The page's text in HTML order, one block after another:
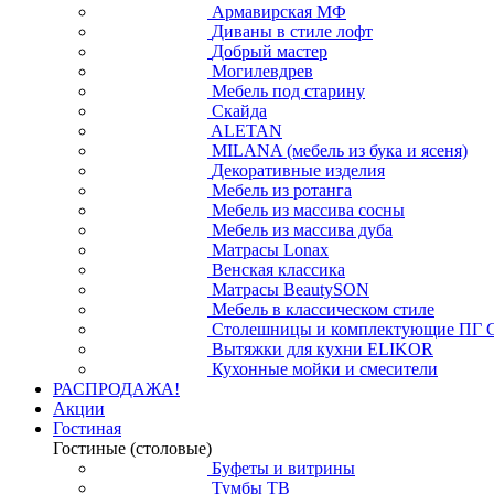
Армавирская МФ
Диваны в стиле лофт
Добрый мастер
Могилевдрев
Мебель под старину
Скайда
ALETAN
MILANA (мебель из бука и ясеня)
Декоративные изделия
Мебель из ротанга
Мебель из массива сосны
Мебель из массива дуба
Матрасы Lonax
Венская классика
Матрасы BeautySON
Мебель в классическом стиле
Столешницы и комплектующие ПГ
Вытяжки для кухни ELIKOR
Кухонные мойки и смесители
РАСПРОДАЖА!
Акции
Гостиная
Гостиные (столовые)
Буфеты и витрины
Тумбы ТВ